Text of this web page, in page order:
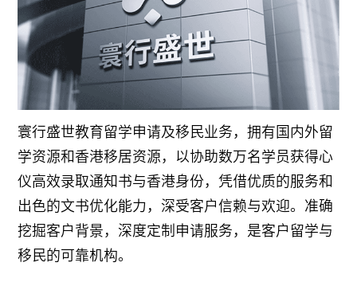
寰行盛世教育留学申请及移民业务，拥有国内外留
学资源和香港移居资源，以协助数万名学员获得心
仪高效录取通知书与香港身份，凭借优质的服务和
出色的文书优化能力，深受客户信赖与欢迎。准确
挖掘客户背景，深度定制申请服务，是客户留学与
移民的可靠机构。